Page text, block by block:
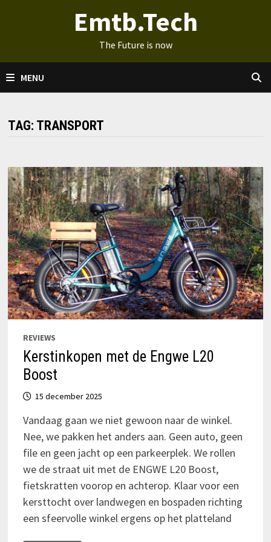
Emtb.Tech
The Future is now
MENU
TAG: TRANSPORT
REVIEWS
Kerstinkopen met de Engwe L20
Boost
15 december 2025
Vandaag gaan we niet gewoon naar de winkel.
Nee, we pakken het anders aan. Geen auto, geen
file en geen jacht op een parkeerplek. We rollen
we de straat uit met de ENGWE L20 Boost,
fietskratten voorop en achterop. Klaar voor een
kerst­tocht over landwegen en bospaden richting
een sfeervolle winkel ergens op het platteland